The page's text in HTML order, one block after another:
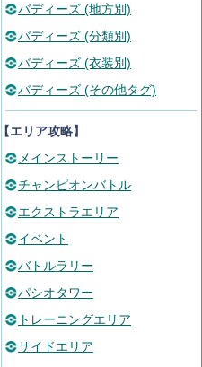
バディーズ (地方別)
バディーズ (分類別)
バディーズ (衣装別)
バディーズ (その他タグ)
【エリア攻略】
メインストーリー
チャンピオンバトル
エクストラエリア
イベント
バトルラリー
パシオタワー
トレーニングエリア
サイドエリア